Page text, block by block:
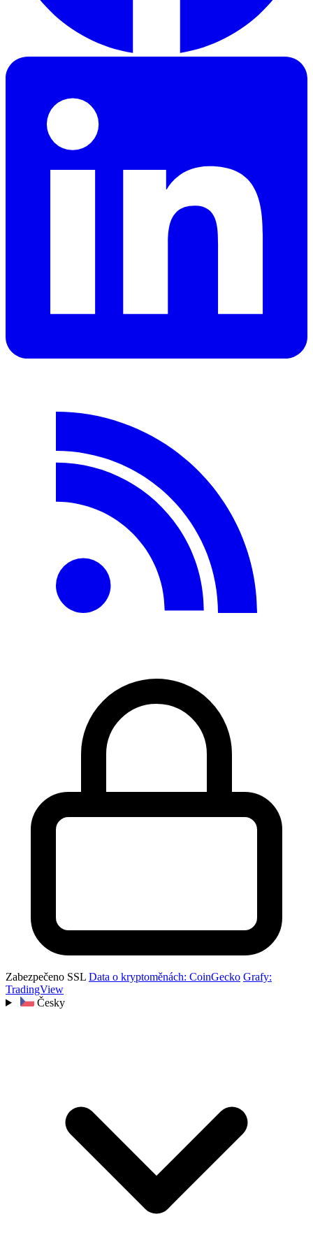
Zabezpečeno SSL Data o kryptoměnách: CoinGecko Grafy:
TradingView
Česky